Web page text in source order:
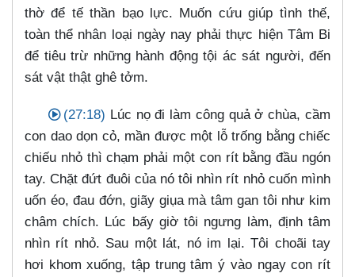
thờ để tế thần bạo lực. Muốn cứu giúp tình thế,
toàn thể nhân loại ngày nay phải thực hiện Tâm Bi
để tiêu trừ những hành động tội ác sát người, đến
sát vật thật ghê tởm.
(27:18) Lúc nọ đi làm công quả ở chùa, cầm
con dao dọn cỏ, mần được một lỗ trống bằng chiếc
chiếu nhỏ thì chạm phải một con rít bằng đầu ngón
tay. Chặt đứt đuôi của nó tôi nhìn rít nhỏ cuốn mình
uốn éo, đau đớn, giãy giụa mà tâm gan tôi như kim
châm chích. Lúc bấy giờ tôi ngưng làm, định tâm
nhìn rít nhỏ. Sau một lát, nó im lại. Tôi choãi tay
hơi khom xuống, tập trung tâm ý vào ngay con rít